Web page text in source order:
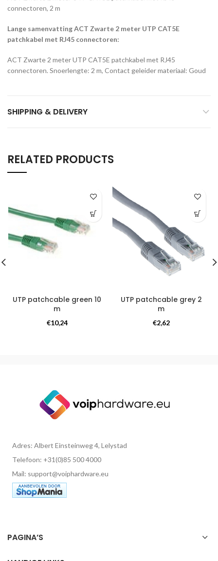
connectoren, 2 m
Lange samenvatting ACT Zwarte 2 meter UTP CAT5E
patchkabel met RJ45 connectoren:
ACT Zwarte 2 meter UTP CAT5E patchkabel met RJ45
connectoren. Snoerlengte: 2 m, Contact geleider materiaal: Goud
SHIPPING & DELIVERY
RELATED PRODUCTS
UTP patchcable green 10
m
Kabels
€10,24
UTP patchcable grey 2
m
Kabels
€2,62
Adres: Albert Einsteinweg 4, Lelystad
Telefoon: +31(0)85 500 4000
Mail: support@voiphardware.eu
PAGINA’S